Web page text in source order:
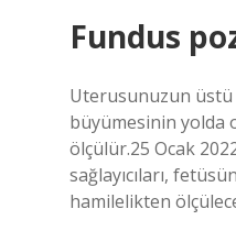
Fundus
Uterusunuzun üstü
büyümesinin yolda
ölçülür.25 Ocak
sağlayıcıları,
hamilelikten